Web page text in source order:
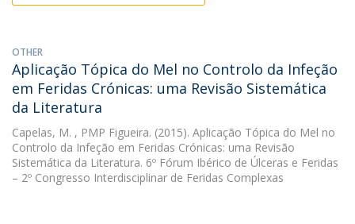
OTHER
Aplicação Tópica do Mel no Controlo da Infeção
em Feridas Crónicas: uma Revisão Sistemática
da Literatura
Capelas, M. , PMP Figueira. (2015). Aplicação Tópica do Mel no
Controlo da Infeção em Feridas Crónicas: uma Revisão
Sistemática da Literatura. 6º Fórum Ibérico de Úlceras e Feridas
– 2º Congresso Interdisciplinar de Feridas Complexas